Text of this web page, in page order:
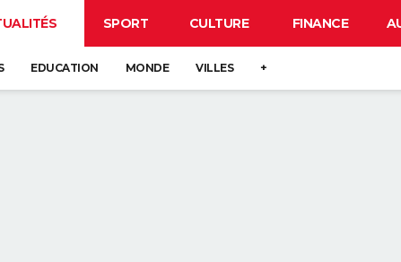
SPORT CULTURE FINANCE
EDUCATION MONDE VILLES +